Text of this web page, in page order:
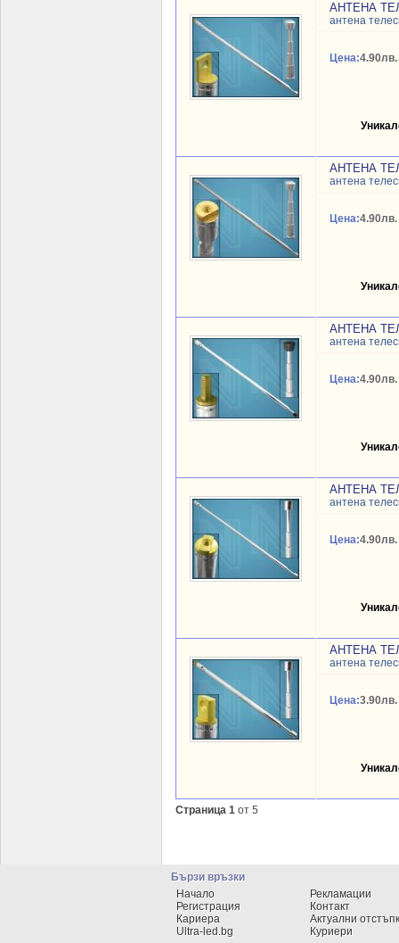
АНТЕНА
антена
Цена:4.90лв.
АНТЕНА
антена
Цена:4.90лв.
АНТЕНА
антена
Цена:4.90лв.
АНТЕНА
антена
Цена:4.90лв.
АНТЕНА
антена
Цена:3.90лв.
Страница 1 от 5
Бързи връзки
Начало
Рекламации
Регистрация
Контакт
Кариера
Актуални
Ultra-led.bg
Куриери